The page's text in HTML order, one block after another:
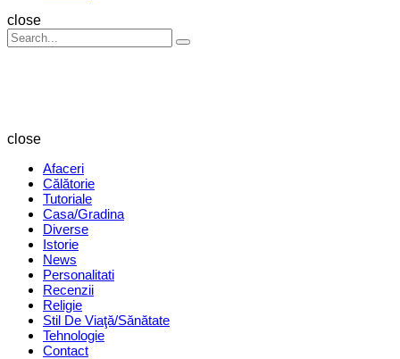
Search
close
Search
for:
Search
close
Afaceri
Călătorie
Tutoriale
Casa/Gradina
Diverse
Istorie
News
Personalitati
Recenzii
Religie
Stil De Viaţă/Sănătate
Tehnologie
Contact